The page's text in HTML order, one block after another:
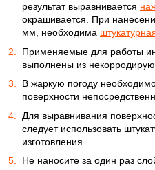
результат выравнивается
окрашивается. При
мм, необходима
Применяемые для работы
выполнены из
В жаркую погоду
поверхности
Для выравнивания
следует использовать
изготовления.
Не наносите за один раз